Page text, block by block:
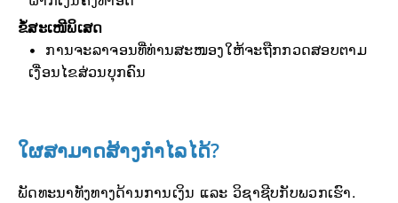
ຂໍ້ສະເໜີພິເສດ
ການຈະລາຈອນທີ່ທ່ານສະໜອງໃຫ້ຈະຖືກກວດສອບຕາມ
ເງື່ອນໄຂສ່ວນບຸກຄົນ
ໃຜສາມາດສ້າງກຳໄລໄດ້?
ພັດທະນາທັງທາງດ້ານການເງິນ ແລະ ວິຊາຊີບກັບພວກເຮົາ.